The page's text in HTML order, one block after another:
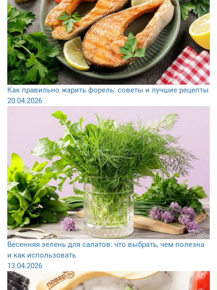
Как правильно жарить форель: советы и лучшие рецепты
20.04.2026
Весенняя зелень для салатов: что выбрать, чем полезна
и как использовать
13.04.2026